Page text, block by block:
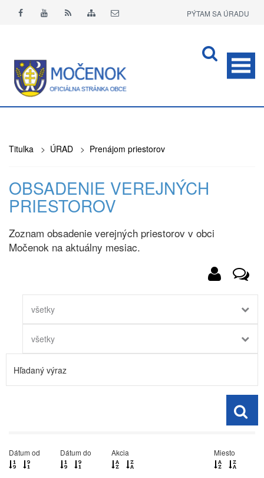
PÝTAM SA ÚRADU
Titulka > ÚRAD > Prenájom priestorov
OBSADENIE VEREJNÝCH
PRIESTOROV
Zoznam obsadenie verejných priestorov v obci
Močenok na aktuálny mesiac.
všetky
všetky
Dátum od Dátum do Akcia Miesto